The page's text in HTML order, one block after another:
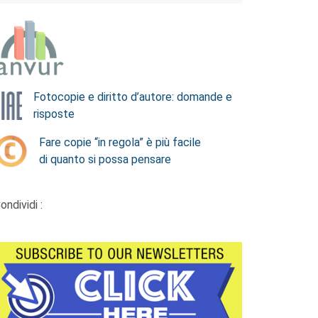
Fotocopie e diritto d’autore: domande e
risposte
Fare copie “in regola” è più facile
di quanto si possa pensare
: